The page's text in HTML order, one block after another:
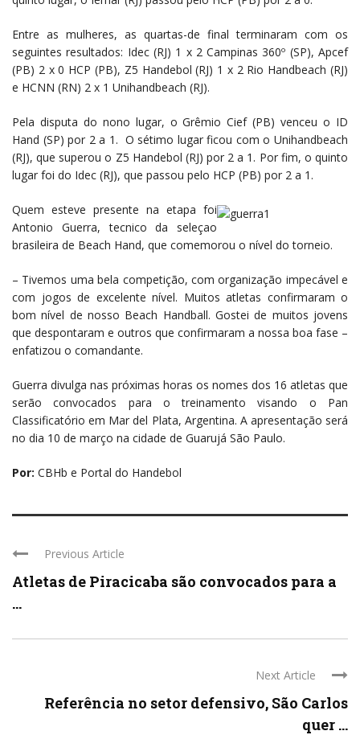
Entre as mulheres, as quartas-de final terminaram com os
seguintes resultados: Idec (RJ) 1 x 2 Campinas 360º (SP), Apcef
(PB) 2 x 0 HCP (PB), Z5 Handebol (RJ) 1 x 2 Rio Handbeach (RJ)
e HCNN (RN) 2 x 1 Unihandbeach (RJ).
Pela disputa do nono lugar, o Grêmio Cief (PB) venceu o ID
Hand (SP) por 2 a 1. O sétimo lugar ficou com o Unihandbeach
(RJ), que superou o Z5 Handebol (RJ) por 2 a 1. Por fim, o quinto
lugar foi do Idec (RJ), que passou pelo HCP (PB) por 2 a 1.
Quem esteve presente na etapa foi
Antonio Guerra, tecnico da seleçao
brasileira de Beach Hand, que comemorou o nível do torneio.
– Tivemos uma bela competição, com organização impecável e
com jogos de excelente nível. Muitos atletas confirmaram o
bom nível de nosso Beach Handball. Gostei de muitos jovens
que despontaram e outros que confirmaram a nossa boa fase –
enfatizou o comandante.
Guerra divulga nas próximas horas os nomes dos 16 atletas que
serão convocados para o treinamento visando o Pan
Classificatório em Mar del Plata, Argentina. A apresentação será
no dia 10 de março na cidade de Guarujá São Paulo.
Por: CBHb e Portal do Handebol
Previous Article
Atletas de Piracicaba são convocados para a
...
Next Article
Referência no setor defensivo, São Carlos
quer ...